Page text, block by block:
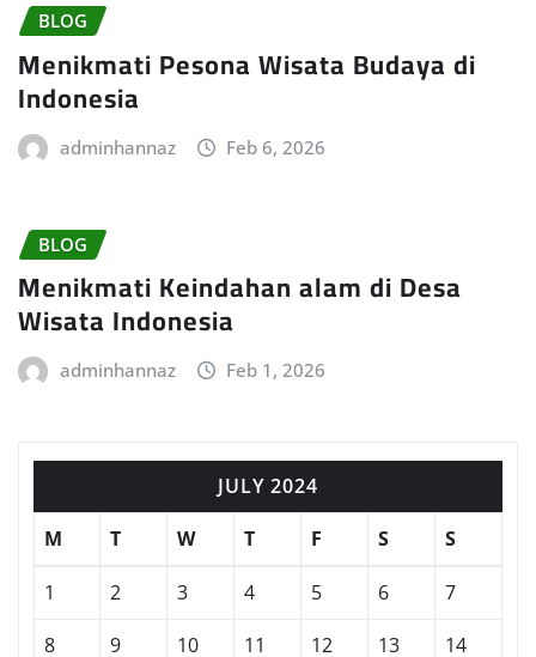
BLOG
Menikmati Pesona Wisata Budaya di
Indonesia
adminhannaz Feb 6, 2026
BLOG
Menikmati Keindahan alam di Desa
Wisata Indonesia
adminhannaz Feb 1, 2026
JULY 2024
M
T W T F S S
1 2 3 4 5 6
7
8
9 10 11 12 13
14